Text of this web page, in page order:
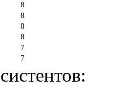
8
8
8
8
7
7